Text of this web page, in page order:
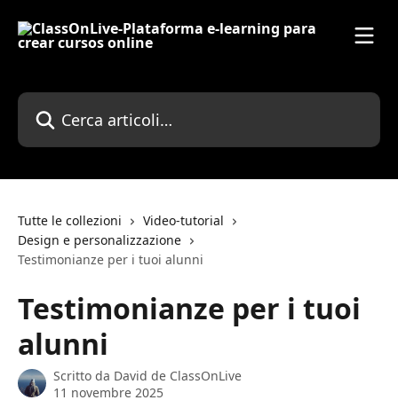
Cerca articoli…
Tutte le collezioni
Video-tutorial
Design e personalizzazione
Testimonianze per i tuoi alunni
Testimonianze per i tuoi
alunni
Scritto da David de ClassOnLive
11 novembre 2025